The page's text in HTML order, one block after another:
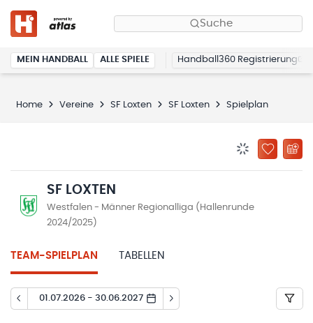
Suche
MEIN HANDBALL ALLE SPIELE Handball360 Registrierung
Home Vereine SF Loxten SF Loxten Spielplan
ZU
SF LOXTEN
Westfalen - Männer Regionalliga (Hallenrunde
2024/2025)
TEAM-SPIELPLAN TABELLEN
01.07.2026 - 30.06.2027